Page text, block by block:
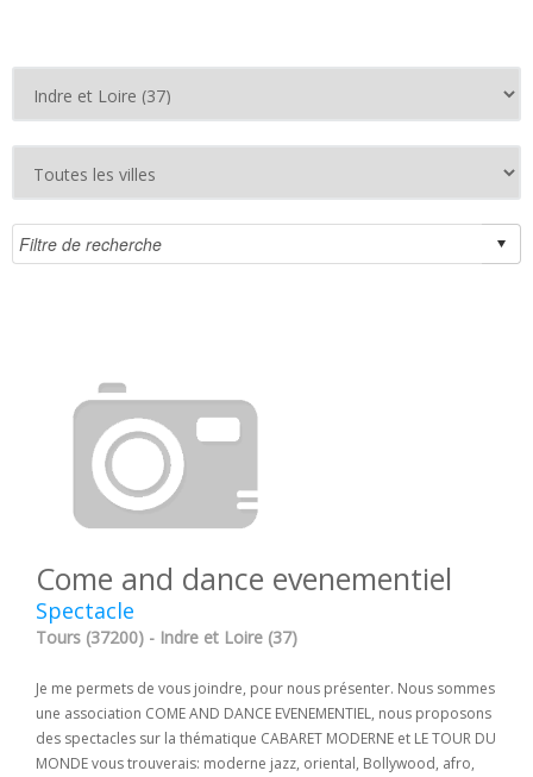
Come and dance evenementiel
Spectacle
Tours (37200) - Indre et Loire (37)
Je me permets de vous joindre, pour nous présenter. Nous sommes
une association COME AND DANCE EVENEMENTIEL, nous proposons
des spectacles sur la thématique CABARET MODERNE et LE TOUR DU
MONDE vous trouverais: moderne jazz, oriental, Bollywood, afro,